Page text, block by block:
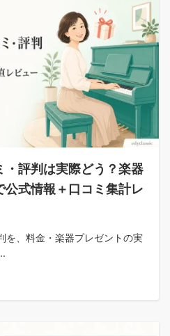
・評判は実際どう？楽器
公式情報＋口コミ集計レ
を、料金・楽器プレゼントの実